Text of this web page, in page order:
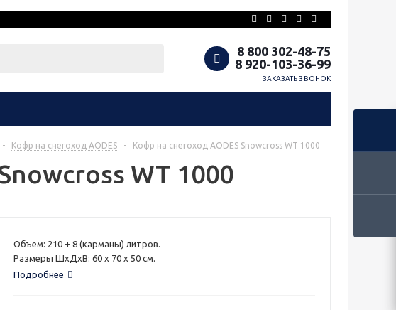
8 800 302-48-75
8 920-103-36-99
ЗАКАЗАТЬ ЗВОНОК
- Кофр на снегоход AODES - Кофр на снегоход AODES Snowcross WT 1000
WT 1000
Объем: 210 + 8 (карманы) литров.
Размеры ШхДхВ: 60 х 70 х 50 см.
Подробнее